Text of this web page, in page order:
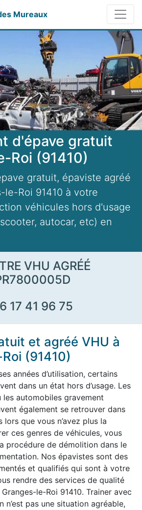
Mureaux
d'épave gratuit
Roi (91410)
gratuit, épaviste agréé
le-Roi 91410 à votre
véhicules hors d'usage
autocar, etc) en
VHU AGRÉÉ
17 41 96 75
et agréé VHU à
(91410)
années d’utilisation, certains
dans un état hors d’usage. Les
automobiles gravement
également se retrouver dans
que vous n’avez plus la
ces genres de véhicules, vous
procédure de démolition dans le
Nos épavistes sont des
et qualifiés qui sont à votre
rendre des services de qualité
le-Roi 91410. Trainer avec
n’est pas une situation agréable,